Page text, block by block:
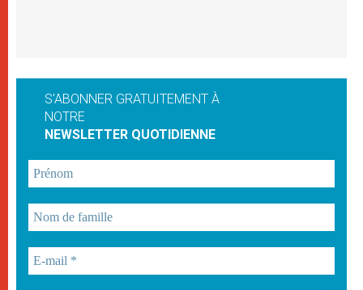
S'ABONNER GRATUITEMENT À
NOTRE
NEWSLETTER QUOTIDIENNE